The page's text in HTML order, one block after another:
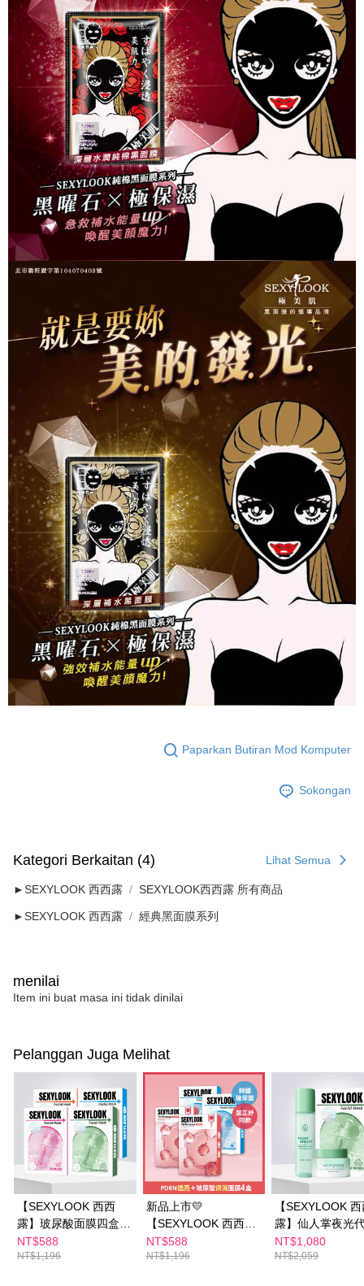
Paparkan Butiran Mod Komputer
Sokongan
Kategori Berkaitan (4) Lihat Semua
►SEXYLOOK 西西露 SEXYLOOK西西露 所有商品
►SEXYLOOK 西西露 經典黑面膜系列
menilai
Item ini buat masa ini tidak dinilai
Pelanggan Juga Melihat
【SEXYLOOK 西西
露】玻尿酸面膜四盒組
_鎖水/嫩白/綠番茄/熊
果素(5入/盒)x任選4盒
NT$588
NT$1,196
新品上市💛
【SEXYLOOK 西西
露】韓國玻尿酸
XPDRN面膜雙享4盒組
NT$588
NT$1,196
【SEXYLOOK
露】仙人掌夜光
150ml+仙人掌夜
謝霜 50ml+玻尿
NT$1,080
NT$2,059